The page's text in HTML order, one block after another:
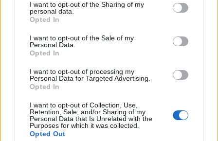
not limited to your visit or usage behaviour. You may click to
grant or deny consent to Google and its third-party tags to
use your data for below specified purposes in below Google
consent section.
I want to opt-out of the Sharing of my
personal data.
Opted In
I want to opt-out of the Sale of my
Personal Data.
Opted In
I want to opt-out of processing my
Personal Data for Targeted Advertising.
Opted In
I want to opt-out of Collection, Use,
Retention, Sale, and/or Sharing of my
Personal Data that Is Unrelated with the
Purposes for which it was collected.
Opted Out
Országos hírek
SZÚNYOGINVÁZIÓ ELKERÜLÉSÉBEN
Túlfogyasztás napja - július 30-ra felhasználta az
emberiség a Föld egész évre elegendő erőforrásait
használta fel mindazokat a természeti erőforrásokat, amelyeket
bolygónk egy év alatt képes megújítani. Ettől a naptól kezdve
ökológiai értelemben már „hitelből élünk” – hívta fel a figyelmet
közleményében a WWF Magyarország.